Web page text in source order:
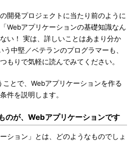
開発プロジェクトに当たり前のように
Webアプリケーションの基礎知識なん
い！ 実は、詳しいことはあまり分か
中堅／ベテランのプログラマーも、
もりで気軽に読んでみてください。
とで、Webアプリケーションを作る
件を説明します。
のが、Webアプリケーションです
ション」とは、どのようなものでしょ